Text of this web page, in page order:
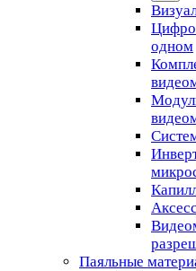
одном
Паяльные